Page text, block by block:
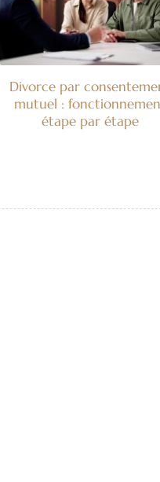
Divorce par
mutuel :
étape par étape